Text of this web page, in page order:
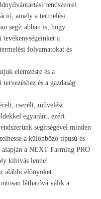
rendszerrel
amely a termelési
segít abban is, hogy
tevékenységeinket a
folyamatokat és
elemzésre és a
és a gazdaság
cserélt, művelési
egyaránt, ezért
segítségével minden
a különböző típusú és
alapján a NEXT Farming PRO
kihívás lenne!
alábbi előnyöket:
láthatóvá válik a